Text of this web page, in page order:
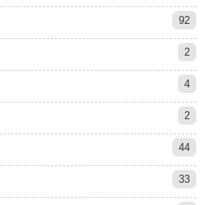
92
2
4
2
44
33